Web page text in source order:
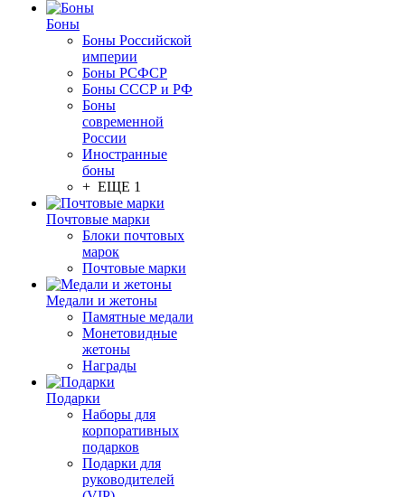
Боны
Боны Российской
империи
Боны РСФСР
Боны СССР и РФ
Боны
современной
России
Иностранные
боны
+ ЕЩЕ 1
Почтовые марки
Блоки почтовых
марок
Почтовые марки
Медали и жетоны
Памятные медали
Монетовидные
жетоны
Награды
Подарки
Наборы для
корпоративных
подарков
Подарки для
руководителей